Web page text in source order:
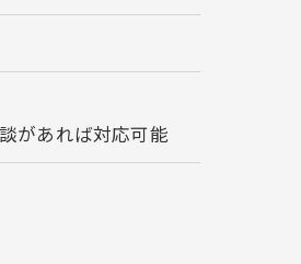
があれば対応可能